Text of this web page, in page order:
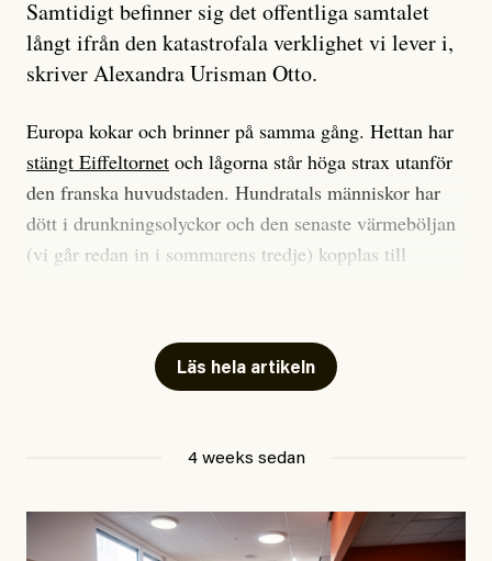
Samtidigt befinner sig det offentliga samtalet
långt ifrån den katastrofala verklighet vi lever i,
skriver Alexandra Urisman Otto.
Europa kokar och brinner på samma gång. Hettan har
stängt Eiffeltornet och lågorna står höga strax utanför
den franska huvudstaden. Hundratals människor har
dött i drunkningsolyckor och den senaste värmeböljan
(vi går redan in i sommarens tredje) kopplas till
Har du också panik i hettan? Känns det som en
mardröm? Bra, allt annat vore fullständigt orimligt.
att han brukar vara ganska återhållsam när han
september 2023, när de globala temperaturerna för
månaden visade sig vara hela 0,5 °C varmare än någon
Läs hela artikeln
4 weeks sedan